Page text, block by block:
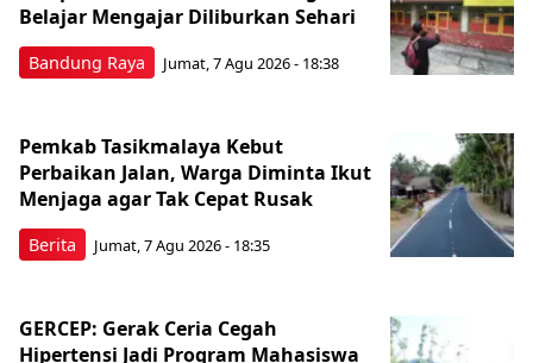
Bandung Raya
Belajar Mengajar Diliburkan Sehari
Jumat, 7 Agu 2026 - 18:38
Berita
Pemkab Tasikmalaya Kebut
Perbaikan Jalan, Warga Diminta Ikut
Menjaga agar Tak Cepat Rusak
Jumat, 7 Agu 2026 - 18:35
GERCEP: Gerak Ceria Cegah
Hipertensi Jadi Program Mahasiswa